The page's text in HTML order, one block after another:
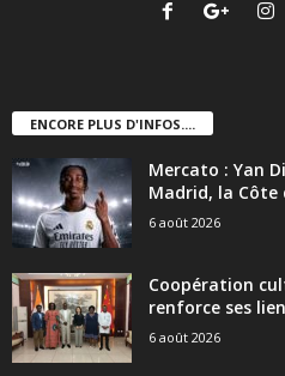
ENCORE PLUS D'INFOS....
Mercato : Yan
Madrid, la Côte
6 août 2026
Coopération
renforce ses
6 août 2026